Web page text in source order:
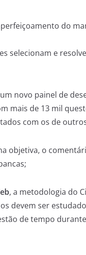
do
selecionam e
novo painel de
mais de 13 mil
com os de
objetiva, o
, a metodologia do
devem ser
de tempo